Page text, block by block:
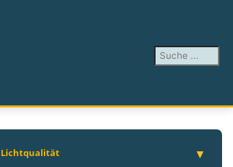
Suchen ...
Lichtqualität